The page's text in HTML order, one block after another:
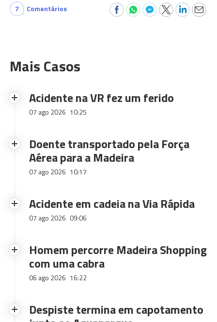
7 Comentários
Mais Casos
Acidente na VR fez um ferido
07 ago 2026 10:25
Doente transportado pela Força
Aérea para a Madeira
07 ago 2026 10:17
Acidente em cadeia na Via Rápida
07 ago 2026 09:06
Homem percorre Madeira Shopping
com uma cabra
06 ago 2026 16:22
Despiste termina em capotamento